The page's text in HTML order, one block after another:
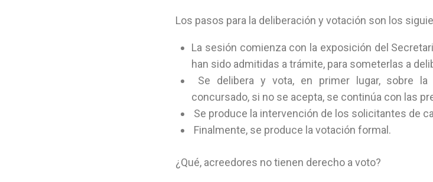
Los pasos para la deliberación y votación son los
La sesión comienza con la exposición del
han sido admitidas a trámite, para someterlas a
Se delibera y vota, en primer lugar, sobre
concursado, si no se acepta, se continúa con las
Se produce la intervención de los solicitantes de
Finalmente, se produce la votación formal.
¿Qué, acreedores no tienen derecho a voto?